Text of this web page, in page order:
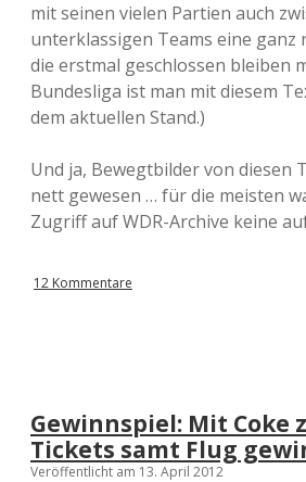
mit seinen vielen Partien auch
unterklassigen Teams eine ganz
die erstmal geschlossen bleiben
Bundesliga ist man mit diesem
dem aktuellen Stand.)
Und ja, Bewegtbilder von diesen
nett gewesen … für die meisten
Zugriff auf WDR-Archive keine
12 Kommentare
Gewinnspiel: Mit Coke
Tickets samt Flug
Veröffentlicht am 13. April 2012